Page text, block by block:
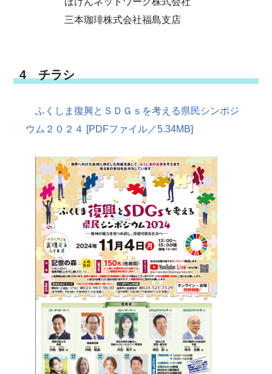
三本珈琲株式会社福島支店
4 チラシ
ふくしま復興とＳＤＧｓを考える県民シンポジ
ウム２０２４ [PDFファイル／5.34MB]